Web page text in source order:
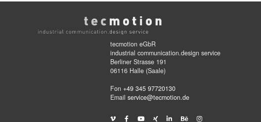
tecmotion eGbR
industrial communication.design service
Berliner Strasse 191
06116 Halle (Saale)
Fon +49 345 97720130
Email service@tecmotion.de